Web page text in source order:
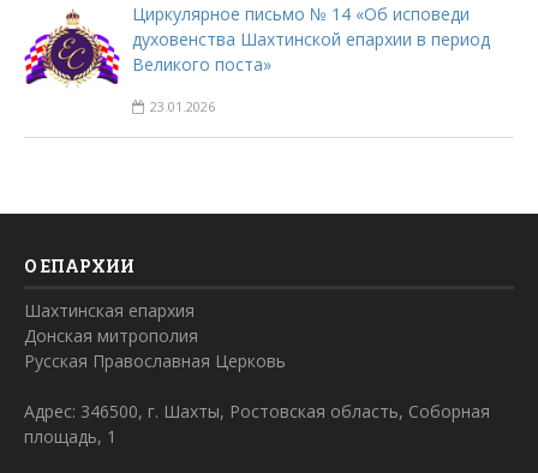
Циркулярное письмо № 14 «Об исповеди
духовенства Шахтинской епархии в период
Великого поста»
23.01.2026
О ЕПАРХИИ
Шахтинская епархия
Донская митрополия
Русская Православная Церковь
Адрес: 346500, г. Шахты, Ростовская область, Соборная
площадь, 1